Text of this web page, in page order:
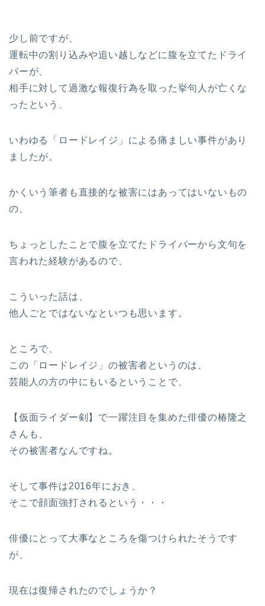
少し前ですが、
運転中の割り込みや追い越しなどに腹を立てたドライ
バーが、
相手に対して過激な報復行為を取った挙句人が亡くな
ったという、
いわゆる「ロードレイジ」による痛ましい事件があり
ましたが。
かくいう筆者も直接的な被害にはあってはいないもの
の、
ちょっとしたことで腹を立てたドライバーから文句を
言われた経験があるので、
こういった話は、
他人ごとではないなといつも思います。
ところで、
この「ロードレイジ」の被害者というのは、
芸能人の方の中にもいるということで、
【仮面ライダー剣】で一躍注目を集めた俳優の椿隆之
さんも、
その被害者なんですね。
そして事件は2016年におき、
そこで顔面強打されるという・・・
俳優にとって大事なところを傷つけられたそうです
が、
現在は復帰されたのでしょうか？